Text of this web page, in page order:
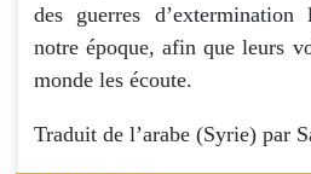
des guerres
notre époque, afin que leurs
monde les écoute.
Traduit de l’arabe (Syrie) par